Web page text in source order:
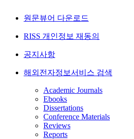
원문뷰어 다운로드
RISS 개인정보 재동의
공지사항
해외전자정보서비스 검색
Academic Journals
Ebooks
Dissertations
Conference Materials
Reviews
Reports